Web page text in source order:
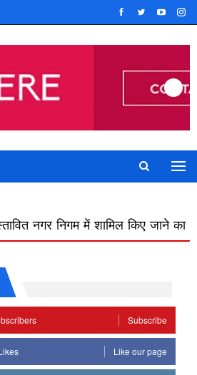
किए जाने का फिर विरोध, डोक्या
Subscribe
Like our page